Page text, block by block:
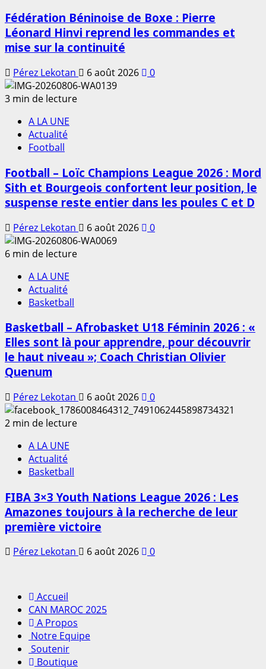
Fédération Béninoise de Boxe : Pierre
Léonard Hinvi reprend les commandes et
mise sur la continuité
Pérez Lekotan 6 août 2026
0
3 min de lecture
A LA UNE
Actualité
Football
Football – Loïc Champions League 2026 : Mord
Sith et Bourgeois confortent leur position, le
suspense reste entier dans les poules C et D
Pérez Lekotan 6 août 2026
0
6 min de lecture
A LA UNE
Actualité
Basketball
Basketball – Afrobasket U18 Féminin 2026 : «
Elles sont là pour apprendre, pour découvrir
le haut niveau »; Coach Christian Olivier
Quenum
Pérez Lekotan 6 août 2026
0
2 min de lecture
A LA UNE
Actualité
Basketball
FIBA 3×3 Youth Nations League 2026 : Les
Amazones toujours à la recherche de leur
première victoire
Pérez Lekotan 6 août 2026 0
Accueil
CAN MAROC 2025
A Propos
Notre Equipe
Soutenir
Boutique